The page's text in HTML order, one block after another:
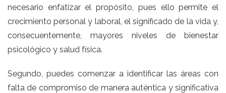
necesario enfatizar el propósito, pues ello permite el
crecimiento personal y laboral, el significado de la vida y,
consecuentemente, mayores niveles de bienestar
psicológico y salud física.
Segundo, puedes comenzar a identificar las áreas con
falta de compromiso de manera auténtica y significativa